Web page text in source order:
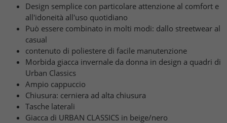
Design semplice con particolare attenzione al comfort e
all'idoneità all'uso quotidiano
Può essere combinato in molti modi: dallo streetwear al
casual
contenuto di poliestere di facile manutenzione
Morbida giacca invernale da donna in design a quadri di
Urban Classics
Ampio cappuccio
Chiusura: cerniera ad alta chiusura
Tasche laterali
Giacca di URBAN CLASSICS in beige/nero